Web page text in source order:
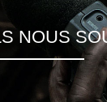
NOUS